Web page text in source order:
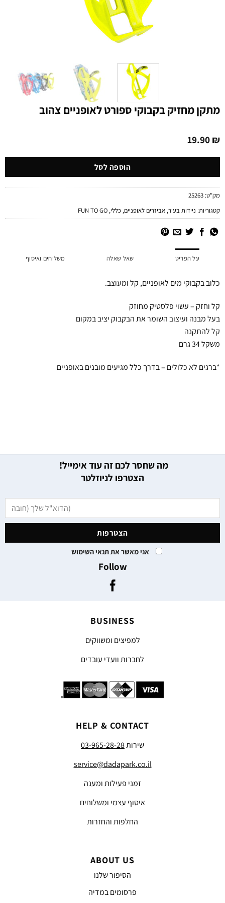
מתקן מחזיק בקבוקי ספורט לאופניים צהוב
19.90₪
הוספה לסל
מק"ט:25263
קטגוריות:ניידות בעיר,אביזרים לאופניים,כללי,
FUN TO GO
על הפריט שאל שאלה משלוחים ואיסוף
כלוב בקבוקי מים לאופניים, קל ומעוצב.
קל וחזק – עשוי פלסטיק מחוזק
בעל מבנה ועיצוב השומר את הבקבוק יציב במקום
קל להתקנה
משקל 34 גרם
*ברגים לא כלולים – בדרך כלל מגיעים מובנים באופניים
מה שחסר לכם זה עוד אימייל!
הצטרפו לניוזלטר
אני מאשר את תנאי השימוש
Follow
BUSINESS
למפיצים ומשווקים
לחברות וועדי עובדים
HELP & CONTACT
שירות03-965-28-28
service@dadapark.co.il
זמני פעילות ומענה
איסוף עצמי ומשלוחים
החלפות והחזרות
ABOUT US
הסיפור שלנו
פרסומים במדיה